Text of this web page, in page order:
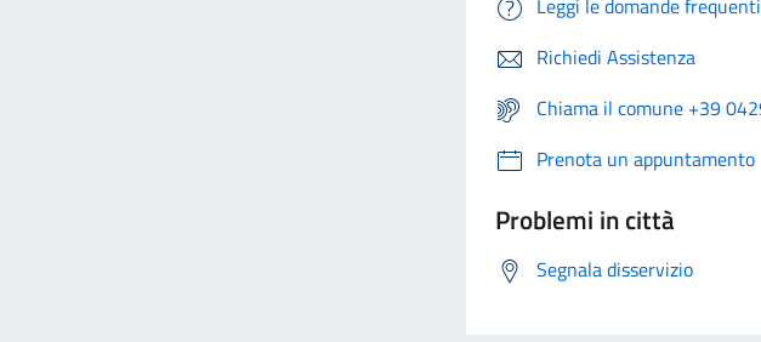
Richiedi Assistenza
Chiama il comune +39
Prenota un appuntamento
Problemi in città
Segnala disservizio